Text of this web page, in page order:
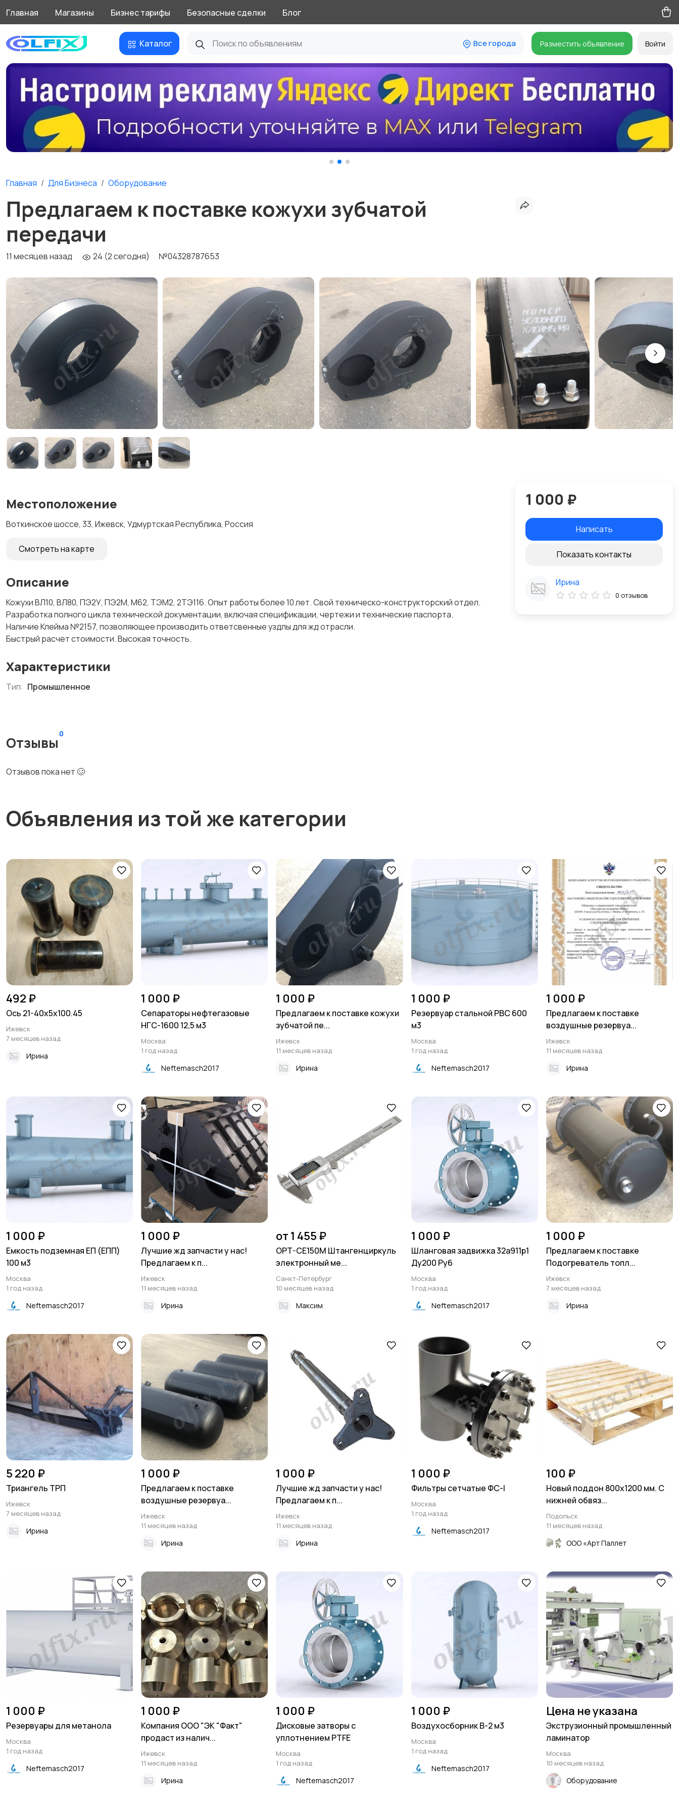
Главная Магазины Бизнес тарифы Безопасные сделки Блог
Каталог Все города Разместить объявление Войти
Главная Для Бизнеса Оборудование
Предлагаем к поставке кожухи зубчатой
передачи
11 месяцев назад 24 (2 сегодня) №04328787653
Местоположение
Воткинское шоссе, 33, Ижевск, Удмуртская Республика, Россия
Смотреть на карте
Описание
Кожухи ВЛ10, ВЛ80, ПЭ2У, ПЭ2М, М62, ТЭМ2, 2ТЭ116. Опыт работы более 10 лет. Свой техническо-конструкторский отдел.
Разработка полного цикла технической документации, включая спецификации, чертежи и технические паспорта.
Наличие Клейма №2157, позволяющее производить ответсвенные уздлы для жд отрасли.
Быстрый расчет стоимости. Высокая точность.
Характеристики
Тип: Промышленное
Отзывы
0
Отзывов пока нет 🥴
1 000 ₽
Написать
Показать контакты
Ирина
0 отзывов
Объявления из той же категории
492 ₽
Ось 21-40х5х100.45
Ижевск
7 месяцев назад
Ирина
1 000 ₽
Сепараторы нефтегазовые
НГС-1600 12,5 м3
Москва
1 год назад
Neftemasch2017
1 000 ₽
Предлагаем к поставке кожухи
зубчатой пе...
Ижевск
11 месяцев назад
Ирина
1 000 ₽
Резервуар стальной РВС 600
м3
Москва
1 год назад
Neftemasch2017
1 000 ₽
Предлагаем к поставке
воздушные резервуа...
Ижевск
11 месяцев назад
Ирина
1 000 ₽
Емкость подземная ЕП (ЕПП)
100 м3
Москва
1 год назад
Neftemasch2017
1 000 ₽
Лучшие жд запчасти у нас!
Предлагаем к п...
Ижевск
11 месяцев назад
Ирина
от 1 455 ₽
OPT-CE150M Штангенциркуль
электронный ме...
Санкт-Петербург
10 месяцев назад
Максим
1 000 ₽
Шланговая задвижка 32а911р1
Ду200 Ру6
Москва
1 год назад
Neftemasch2017
1 000 ₽
Предлагаем к поставке
Подогреватель топл...
Ижевск
7 месяцев назад
Ирина
5 220 ₽
Триангель ТРП
Ижевск
7 месяцев назад
Ирина
1 000 ₽
Предлагаем к поставке
воздушные резервуа...
Ижевск
11 месяцев назад
Ирина
1 000 ₽
Лучшие жд запчасти у нас!
Предлагаем к п...
Ижевск
11 месяцев назад
Ирина
1 000 ₽
Фильтры сетчатые ФС-I
Москва
1 год назад
Neftemasch2017
100 ₽
Новый поддон 800х1200 мм. С
нижней обвяз...
Подольск
11 месяцев назад
ООО «Арт Паллет
1 000 ₽
Резервуары для метанола
Москва
1 год назад
Neftemasch2017
1 000 ₽
Компания ООО "ЭК "Факт"
продаст из налич...
Ижевск
11 месяцев назад
Ирина
1 000 ₽
Дисковые затворы с
уплотнением PTFE
Москва
1 год назад
Neftemasch2017
1 000 ₽
Воздухосборник В-2 м3
Москва
1 год назад
Neftemasch2017
Цена не указана
Экструзионный промышленный
ламинатор
Москва
10 месяцев назад
Оборудование